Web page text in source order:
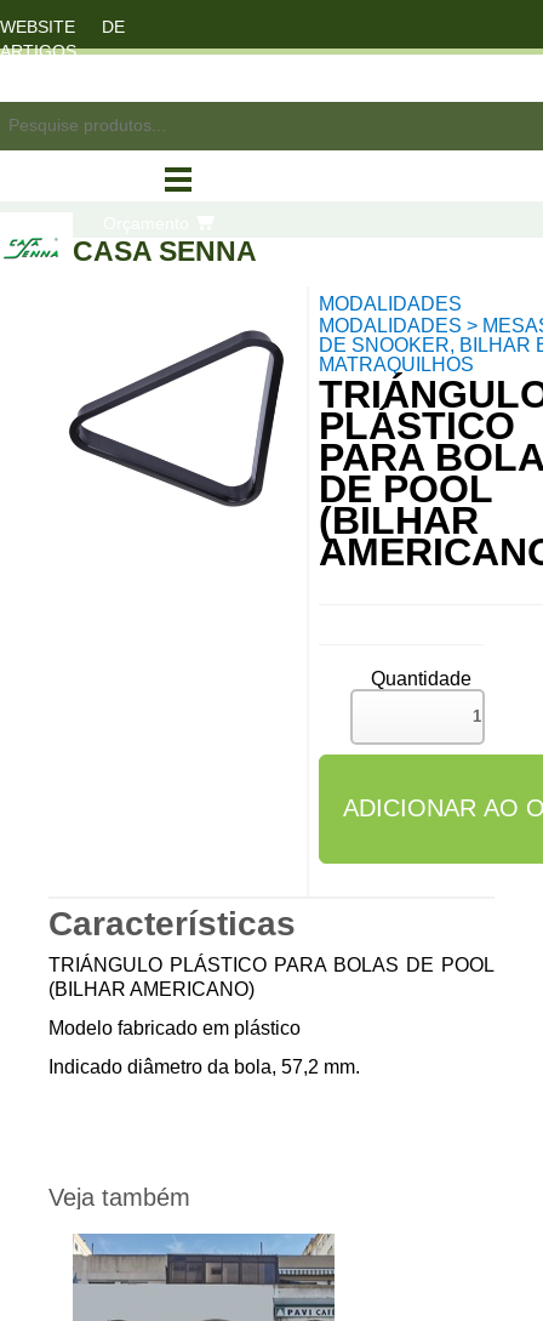
WEBSITE DE
ARTIGOS
CASA SENNA
MODALIDADES
MODALIDADES >
DE SNOOKER, BILHAR
MATRAQUILHOS
PLÁSTICO
PARA
DE POOL
(BILHAR
Quantidade
Características
TRIÁNGULO PLÁSTICO PARA BOLAS DE POOL
(BILHAR AMERICANO)
Modelo fabricado em plástico
Indicado diâmetro da bola, 57,2 mm.
Veja também